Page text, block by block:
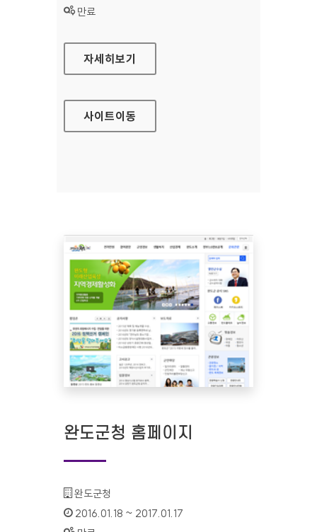
상태 :
만료
더라이프(모바일웹) 홈페이지
자세히보기
사이트이동
완도군청 홈페이지
기관명 :
완도군청
인증기간 :
2016.01.18 ~ 2017.01.17